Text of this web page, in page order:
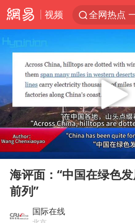
视频 全网热点
Play
00:00
海评面：“中国在绿色
前列”
国际在线